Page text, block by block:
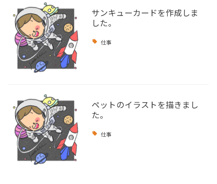
サンキューカードを作成しま
した。
仕事
ペットのイラストを描きまし
た。
仕事